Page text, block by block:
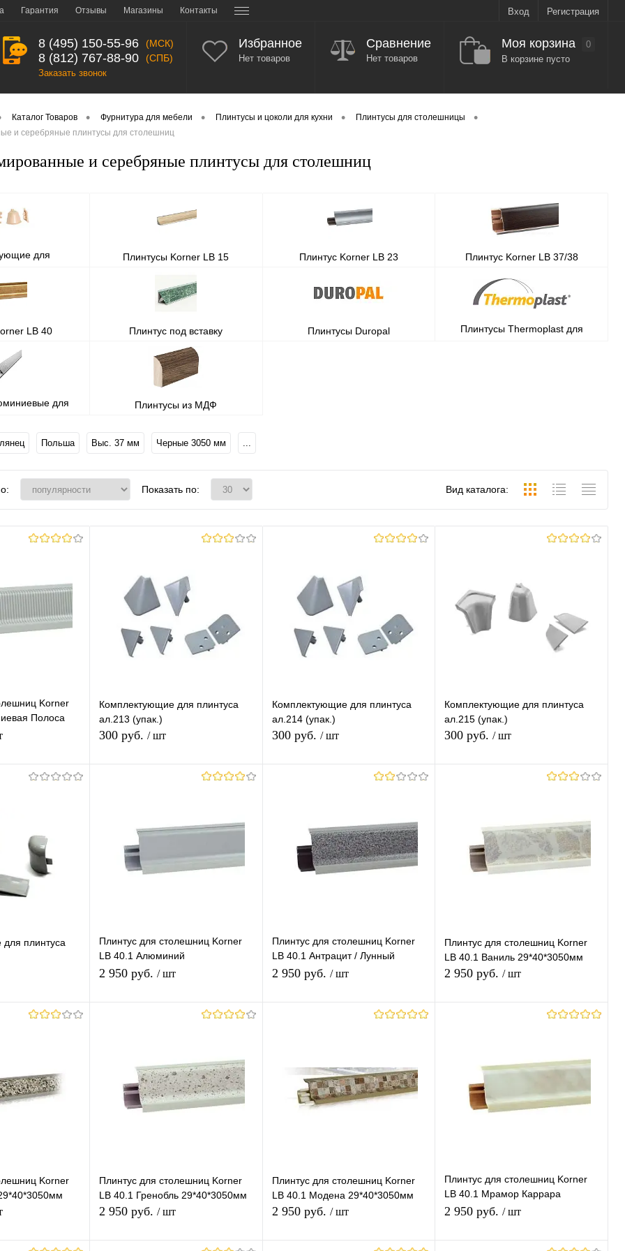
Гарантия Отзывы Магазины Контакты Вход Регистрация
8 (495) 150-55-96 (МСК)
8 (812) 767-88-90 (СПБ)
Заказать звонок
Избранное
Нет товаров
Сравнение
Нет товаров
Моя корзина
0
В корзине пусто
Каталог Товаров • Фурнитура для мебели • Плинтусы и цоколи для кухни • Плинтусы для столешницы •
и серебряные плинтусы для столешниц
и серебряные плинтусы для столешниц
для
Плинтусы Korner LB 15 Плинтус Korner LB 23 Плинтус Korner LB 37/38
LB 40 Плинтус под вставку Плинтусы Duropal
Плинтусы Thermoplast для
для
Плинтусы из МДФ
Польша Выс. 37 мм Черные 3050 мм
Показать по: Вид каталога:
Korner
Полоса
сравнению
В наличии
Комплектующие для плинтуса
ал.213 (упак.)
300 руб. / шт
К
В избранное В наличии
Комплектующие для плинтуса
ал.214 (упак.)
300 руб. / шт
К
сравнению
В избранное В наличии
Комплектующие для плинтуса
ал.215 (упак.)
300 руб./ шт
Купить в 1 клик
К
сравнению
В избранное В наличии
плинтуса
сравнению
В наличии
Плинтус для столешниц Korner
LB 40.1 Алюминий
29*40*3050мм
2 950 руб. / шт
К
сравнению
В избранное В наличии
Плинтус для столешниц Korner
LB 40.1 Антрацит / Лунный
Металл 29*40*3050мм
2 950 руб. / шт
сравнению
В избранное В наличии
Плинтус для столешниц Korner
LB 40.1 Ваниль 29*40*3050мм
2 950 руб./ шт
К
В избранное В наличии
Korner
Плинтус для столешниц Korner
LB 40.1 Гренобль 29*40*3050мм
2 950 руб. / шт
Плинтус для столешниц Korner
LB 40.1 Модена 29*40*3050мм
2 950 руб. / шт
Плинтус для столешниц Korner
LB 40.1 Мрамор Каррара
29*40*3050мм
2 950 руб./ шт